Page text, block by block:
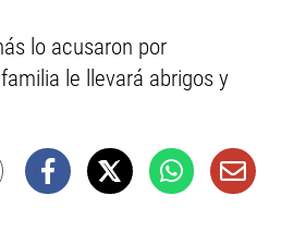
lo acusaron por
le llevará abrigos y